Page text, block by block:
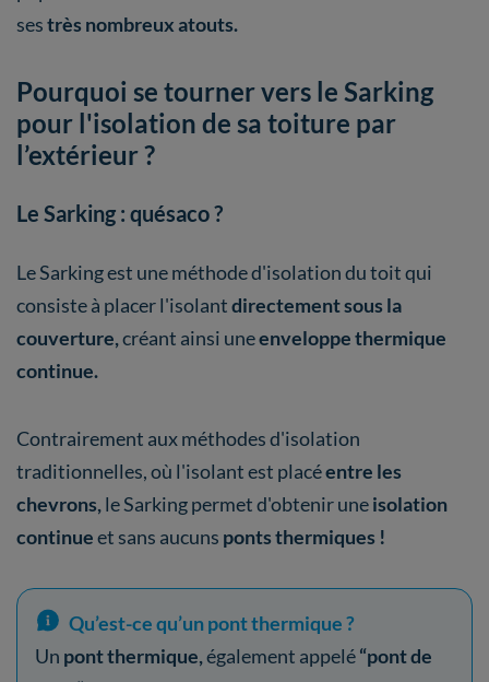
sestrès nombreux atouts.
Pourquoi se tourner vers le Sarking
pour l'isolation de sa toiture par
l’extérieur ?
Le Sarking : quésaco ?
Le Sarking est une méthode d'isolation du toit qui
consiste à placer l'isolantdirectement sous la
couverture,créant ainsi uneenveloppe thermique
continue.
Contrairement aux méthodes d'isolation
traditionnelles, où l'isolant est placéentre les
chevrons,le Sarking permet d'obtenir uneisolation
continueet sans aucuns ponts thermiques !
Qu’est-ce qu’un pont thermique ?
Un pont thermique,également appelé“pont de